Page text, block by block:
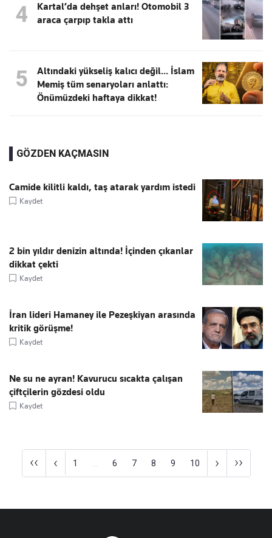
4
Kartal’da dehşet anları! Otomobil 3
araca çarpıp takla attı
5
Altındaki yükseliş kalıcı değil... İslam
Memiş tüm senaryoları anlattı:
Önümüzdeki haftaya dikkat!
GÖZDEN KAÇMASIN
Camide kilitli kaldı, taş atarak yardım istedi
Kaydet
2 bin yıldır denizin altında! İçinden çıkanlar
dikkat çekti
Kaydet
İran lideri Hamaney ile Pezeşkiyan arasında
kritik görüşme!
Kaydet
Ne su ne ayran! Kavurucu sıcakta çalışan
çiftçilerin gözdesi oldu
Kaydet
‹‹ ‹ 1 6 7 8 9 10 › ››